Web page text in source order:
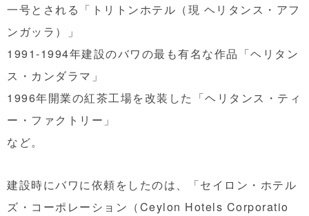
一号とされる「トリトンホテル（現 ヘリタンス・アフ
ンガッラ）」
1991-1994年建設のバワの最も有名な作品「ヘリタン
ス・カンダラマ」
1996年開業の紅茶工場を改装した「ヘリタンス・ティ
ー・ファクトリー」
など。
建設時にバワに依頼をしたのは、「セイロン・ホテル
ズ・コーポレーション（Ceylon Hotels Corporatio